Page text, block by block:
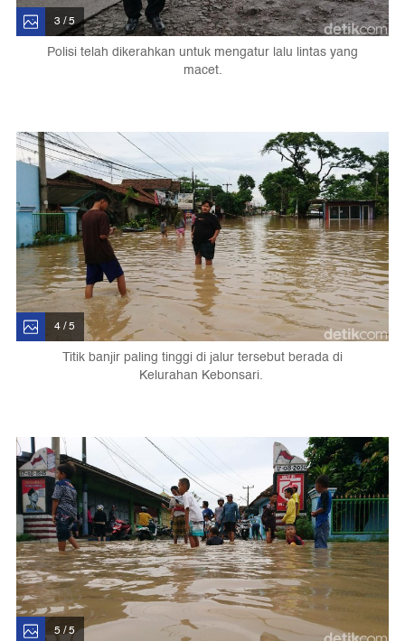
3 / 5
Polisi telah dikerahkan untuk mengatur lalu lintas yang
macet.
4 / 5
Titik banjir paling tinggi di jalur tersebut berada di
Kelurahan Kebonsari.
5 / 5